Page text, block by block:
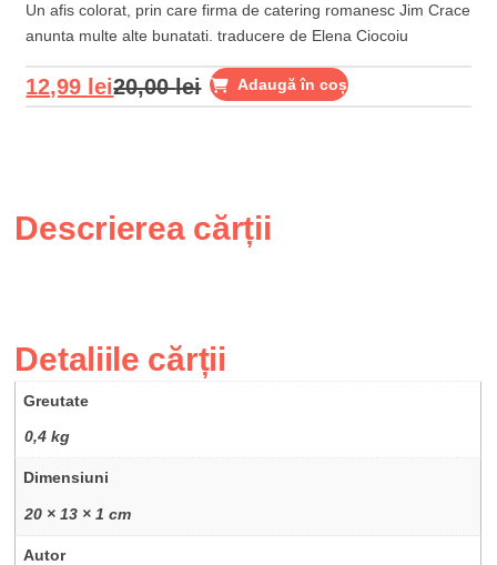
Un afis colorat, prin care firma de catering romanesc Jim Crace
anunta multe alte bunatati. traducere de Elena Ciocoiu
20,00lei
12,99 lei Adaugă în coș
Descrierea cărții
Detaliile cărții
Greutate
0,4 kg
Dimensiuni
20 × 13 × 1 cm
Autor